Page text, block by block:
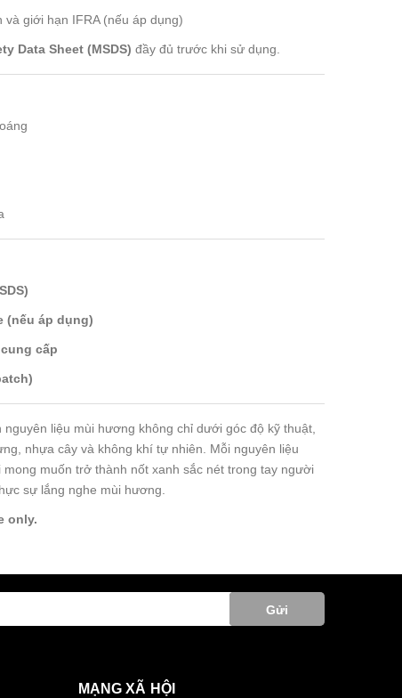
và giới hạn IFRA (nếu áp dụng)
Data Sheet (MSDS) đầy đủ trước khi sử dụng.
(nếu áp dụng)
cấp
liệu mùi hương không chỉ dưới góc độ kỹ thuật,
nhựa cây và không khí tự nhiên. Mỗi nguyên liệu
muốn trở thành nốt xanh sắc nét trong tay người
sự lắng nghe mùi hương.
only.
Gửi
MẠNG XÃ HỘI